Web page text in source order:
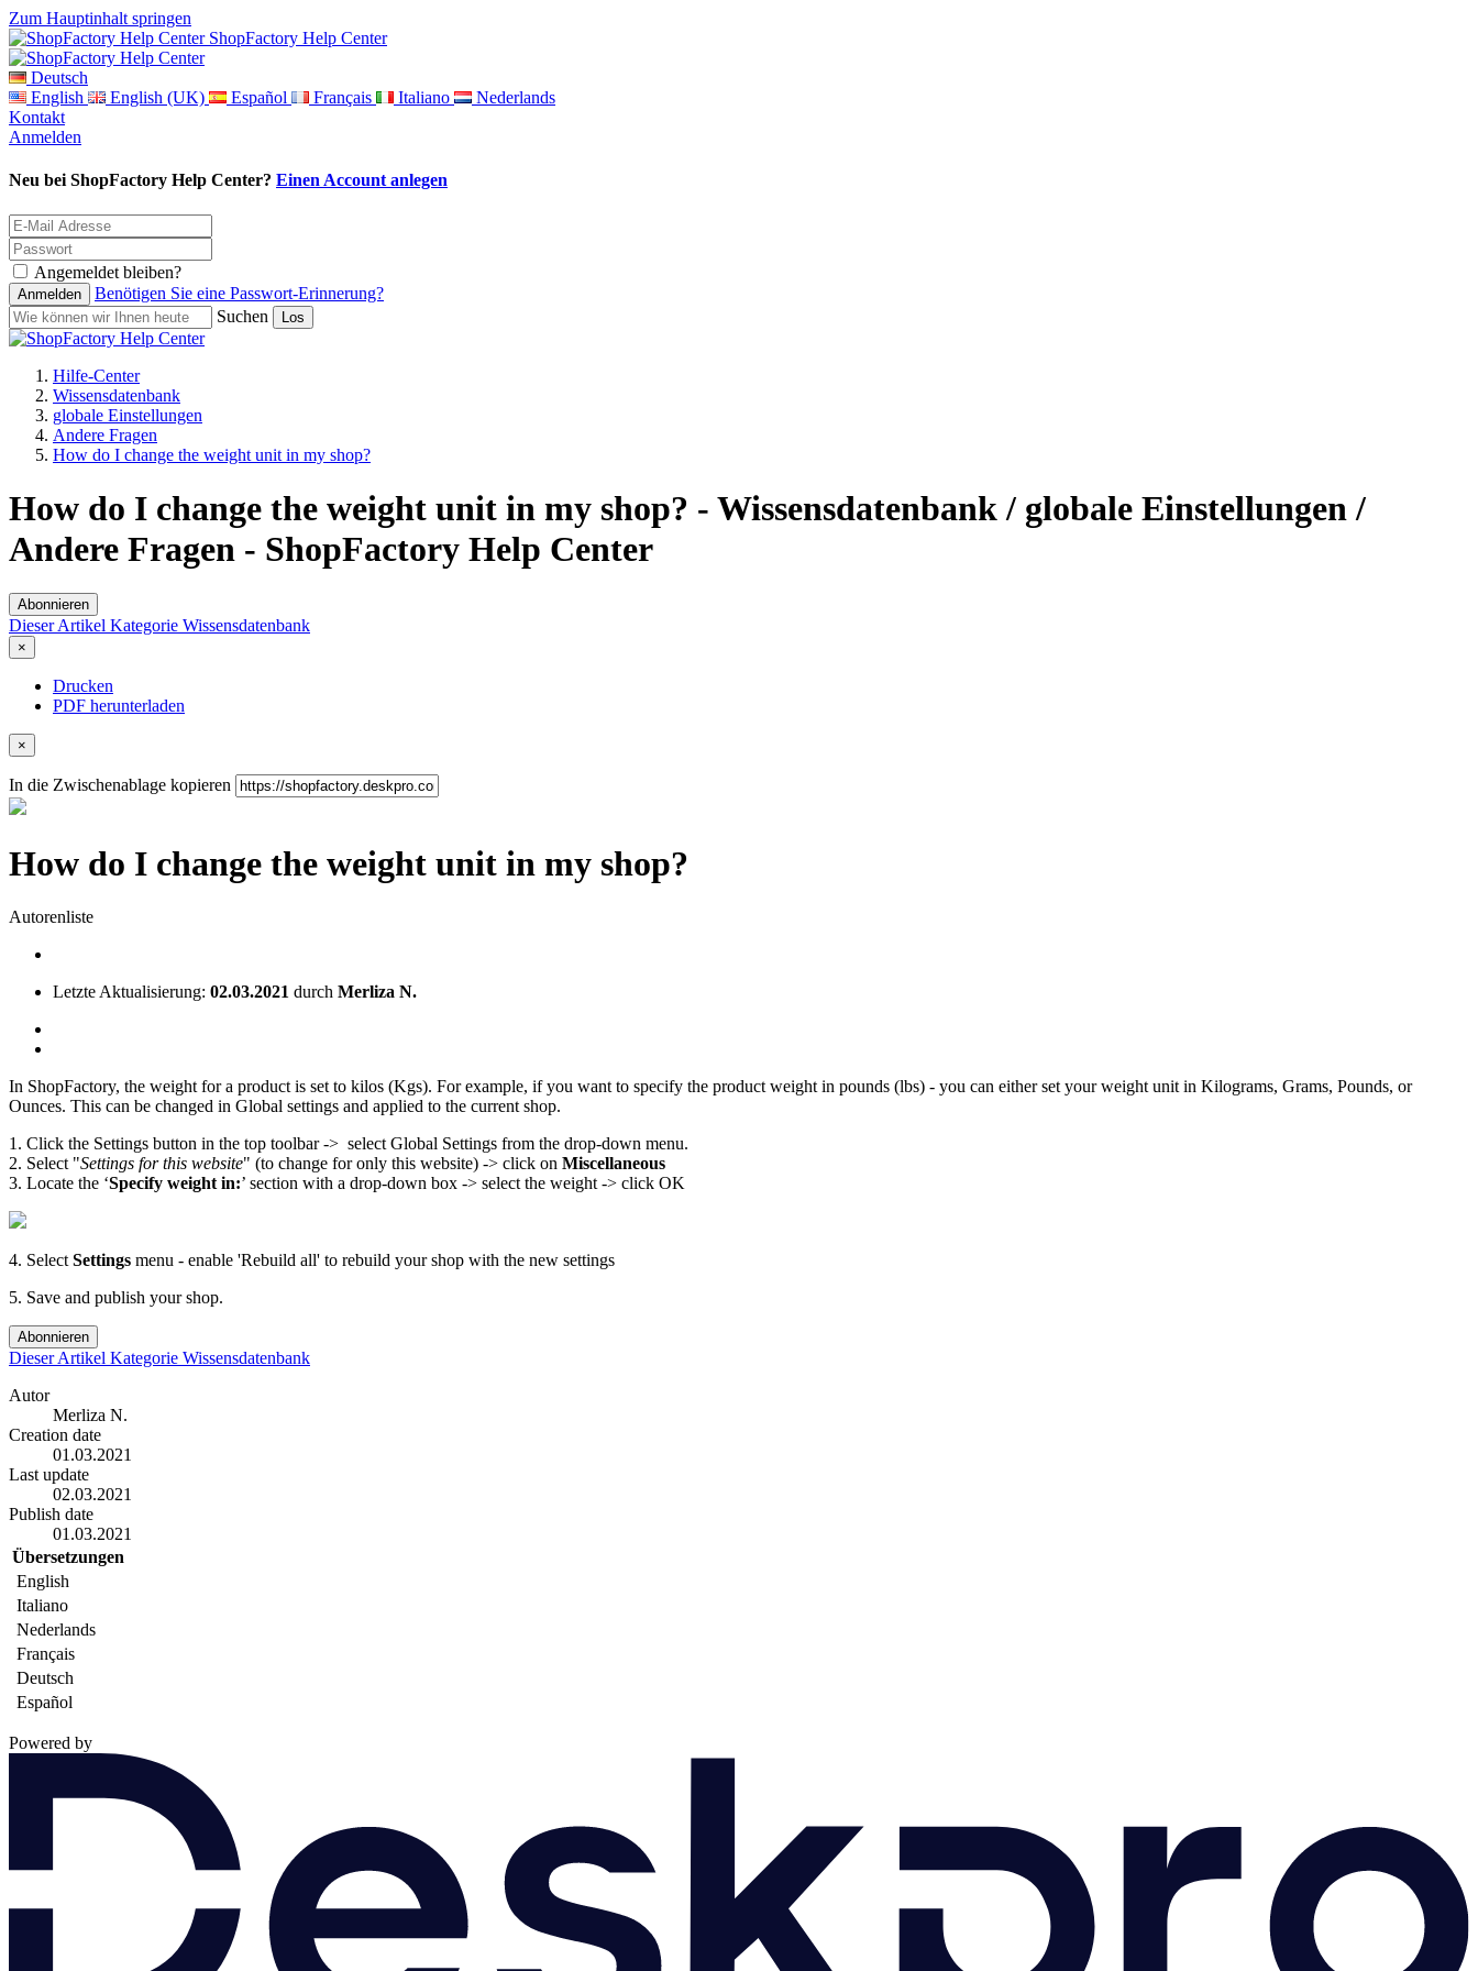
Zum Hauptinhalt springen
ShopFactory Help Center
Deutsch
English
English (UK) Español Français Italiano
Nederlands
Kontakt
Anmelden
Neu bei ShopFactory Help Center? Einen Account anlegen
Angemeldet bleiben?
Benötigen Sie eine Passwort-Erinnerung?
Suchen
Hilfe-Center
Wissensdatenbank
globale Einstellungen
Andere Fragen
How do I change the weight unit in my shop?
How do I change the weight unit in my shop? - Wissensdatenbank / globale Einstellungen /
Andere Fragen - ShopFactory Help Center
Abonnieren
Dieser Artikel Kategorie Wissensdatenbank
×
Drucken
PDF herunterladen
×
In die Zwischenablage kopieren
How do I change the weight unit in my shop?
Autorenliste
Letzte Aktualisierung: 02.03.2021 durch Merliza N.
In ShopFactory, the weight for a product is set to kilos (Kgs). For example, if you want to specify the product weight in pounds (lbs) - you can either set your weight unit in Kilograms, Grams, Pounds, or
Ounces. This can be changed in Global settings and applied to the current shop.
1. Click the Settings button in the top toolbar -> select Global Settings from the drop-down menu.
2. Select "Settings for this website" (to change for only this website) -> click on Miscellaneous
3. Locate the ‘Specify weight in:’ section with a drop-down box -> select the weight -> click OK
4. Select Settings menu - enable 'Rebuild all' to rebuild your shop with the new settings
5. Save and publish your shop.
Abonnieren
Dieser Artikel Kategorie Wissensdatenbank
Autor
Merliza N.
Creation date
01.03.2021
Last update
02.03.2021
Publish date
01.03.2021
Übersetzungen
English
Italiano
Nederlands
Français
Deutsch
Español
Powered by